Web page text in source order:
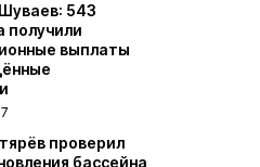
543
получили
выплаты
проверил
бассейна